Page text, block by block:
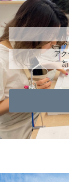
ブランデ
1dayコ
4daysコ
ろう付け
よせ体験
デザイン
About
夏休みハ
ア